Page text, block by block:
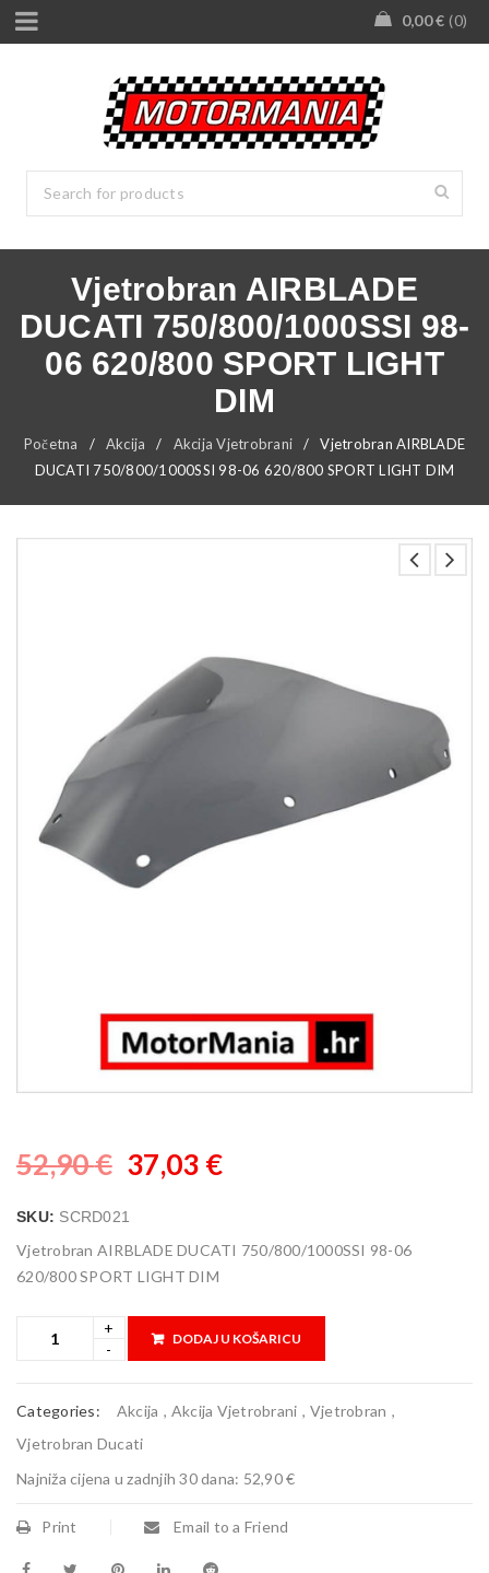
0,00€ 0
Vjetrobran AIRBLADE
DUCATI 750/800/1000SSI 98-
06 620/800 SPORT LIGHT
DIM
Početna / Akcija / Akcija Vjetrobrani /
Vjetrobran AIRBLADE
DUCATI 750/800/1000SSI 98-06 620/800 SPORT LIGHT DIM
52,90€ 37,03 €
SKU: SCRD021
Vjetrobran AIRBLADE DUCATI 750/800/1000SSI 98-06
620/800 SPORT LIGHT DIM
DODAJ U KOŠARICU
Categories: Akcija , Akcija Vjetrobrani , Vjetrobran ,
Vjetrobran Ducati
Najniža cijena u zadnjih 30 dana: 52,90 €
Print Email to a Friend